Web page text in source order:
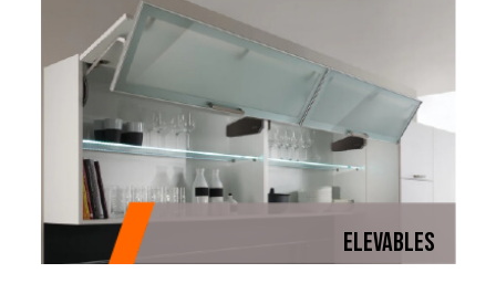
ELEVABLES